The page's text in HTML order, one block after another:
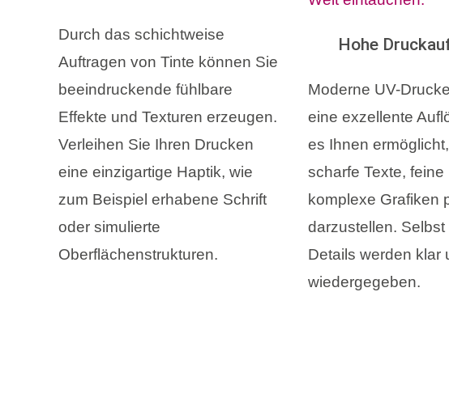
Durch das schichtweise
Auftragen von Tinte können Sie
beeindruckende fühlbare
Effekte und Texturen erzeugen.
Verleihen Sie Ihren Drucken
eine einzigartige Haptik, wie
zum Beispiel erhabene Schrift
oder simulierte
Oberflächenstrukturen.
Hohe
Moderne UV-
eine exzellente
es Ihnen
scharfe Texte, feine
komplexe Grafiken
darzustellen. Selbst
Details werden klar
wiedergegeben.